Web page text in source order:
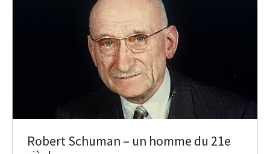
Robert Schuman – un homme du 21e